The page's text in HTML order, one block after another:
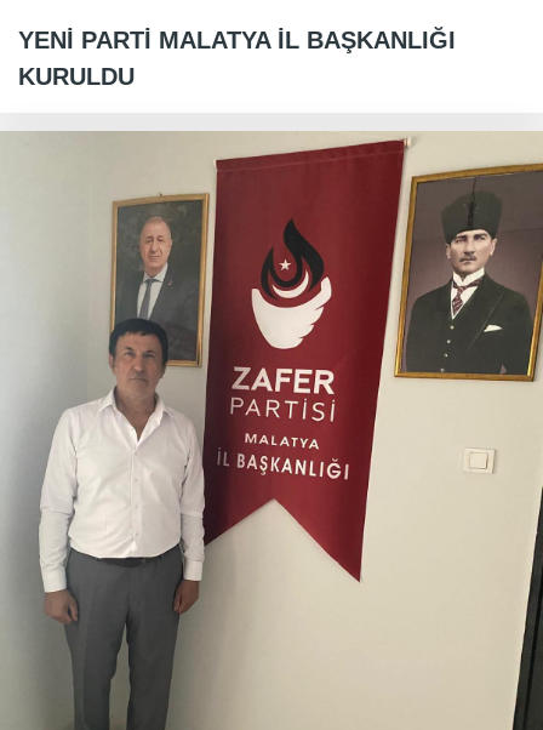
YENİ PARTİ MALATYA İL BAŞKANLIĞI
KURULDU